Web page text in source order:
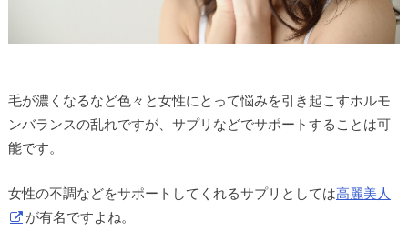
毛が濃くなるなど色々と女性にとって悩みを引き起こすホルモ
ンバランスの乱れですが、サプリなどでサポートすることは可
能です。
女性の不調などをサポートしてくれるサプリとしては高麗美人
が有名ですよね。